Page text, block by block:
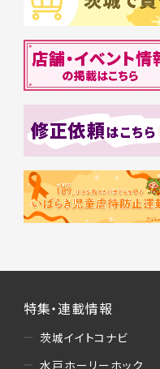
特集・連載情報
茨城イイトコナビ
水戸ホーリーホック